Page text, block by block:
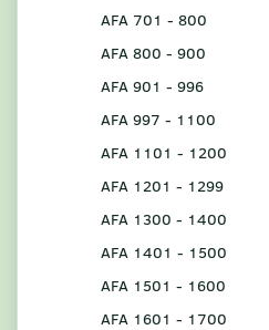
AFA 701 - 800
AFA 800 - 900
AFA 901 - 996
AFA 997 - 1100
AFA 1101 - 1200
AFA 1201 - 1299
AFA 1300 - 1400
AFA 1401 - 1500
AFA 1501 - 1600
AFA 1601 - 1700